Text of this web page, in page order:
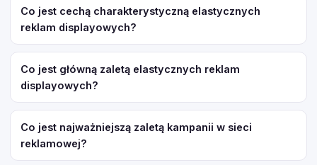
Co jest cechą charakterystyczną elastycznych
reklam displayowych?
Co jest główną zaletą elastycznych reklam
displayowych?
Co jest najważniejszą zaletą kampanii w sieci
reklamowej?